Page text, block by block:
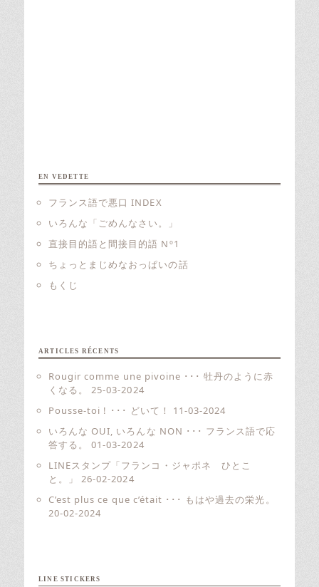
EN VEDETTE
フランス語で悪口 INDEX
いろんな「ごめんなさい。」
直接目的語と間接目的語 Nº1
ちょっとまじめなおっぱいの話
もくじ
ARTICLES RÉCENTS
Rougir comme une pivoine ･･･ 牡丹のように赤
くなる。
25-03-2024
Pousse-toi ! ･･･ どいて！
11-03-2024
いろんな OUI, いろんな NON ･･･ フランス語で応
答する。
01-03-2024
LINEスタンプ「フランコ・ジャポネ ひとこ
と。」
26-02-2024
C’est plus ce que c’était ･･･ もはや過去の栄光。
20-02-2024
LINE STICKERS